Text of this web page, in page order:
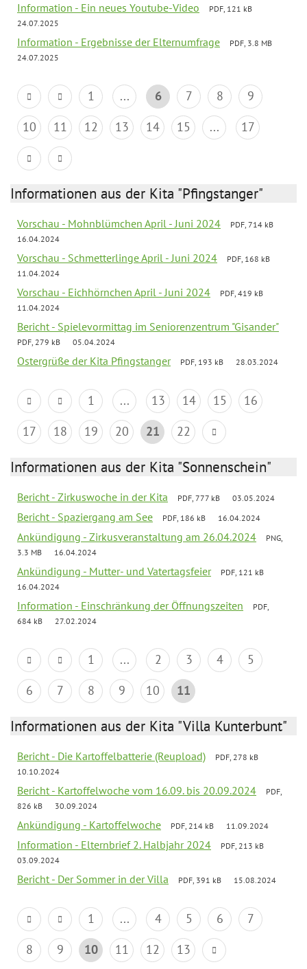
Information - Ein neues Youtube-Video
PDF, 121 kB
24.07.2025
Information - Ergebnisse der Elternumfrage
PDF, 3.8 MB
24.07.2025
1 ... 6 7 8
9
10
11 12 13 14 15 ... 17
Informationen aus der Kita "Pfingstanger"
Vorschau - Mohnblümchen April - Juni 2024
PDF, 714 kB
16.04.2024
Vorschau - Schmetterlinge April - Juni 2024
PDF, 168 kB
11.04.2024
Vorschau - Eichhörnchen April - Juni 2024
PDF, 419 kB
11.04.2024
Bericht - Spielevormittag im Seniorenzentrum "Gisander"
PDF, 279 kB 05.04.2024
Ostergrüße der Kita Pfingstanger PDF, 193 kB 28.03.2024
1 ... 13 14 15
16
17
18 19 20 21 22
Informationen aus der Kita "Sonnenschein"
Bericht - Zirkuswoche in der Kita PDF, 777 kB 03.05.2024
Bericht - Spaziergang am See PDF, 186 kB 16.04.2024
Ankündigung - Zirkusveranstaltung am 26.04.2024
PNG,
3.3 MB
16.04.2024
Ankündigung - Mutter- und Vatertagsfeier
PDF, 121 kB
16.04.2024
Information - Einschränkung der Öffnungszeiten
PDF,
684 kB
27.02.2024
1 ... 2 3 4
5
6
7 8 9 10 11
Informationen aus der Kita "Villa Kunterbunt"
Bericht - Die Kartoffelbatterie (Reupload)
PDF, 278 kB
10.10.2024
Bericht - Kartoffelwoche vom 16.09. bis 20.09.2024
PDF,
826 kB
30.09.2024
Ankündigung - Kartoffelwoche PDF, 214 kB 11.09.2024
Information - Elternbrief 2. Halbjahr 2024
PDF, 213 kB
03.09.2024
Bericht - Der Sommer in der Villa PDF, 391 kB 15.08.2024
1 ... 4 5 6
7
8
9 10 11 12 13